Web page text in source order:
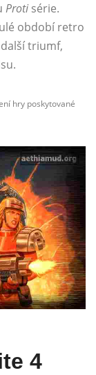
Proti série.
období retro
triumf,
hry poskytované
4